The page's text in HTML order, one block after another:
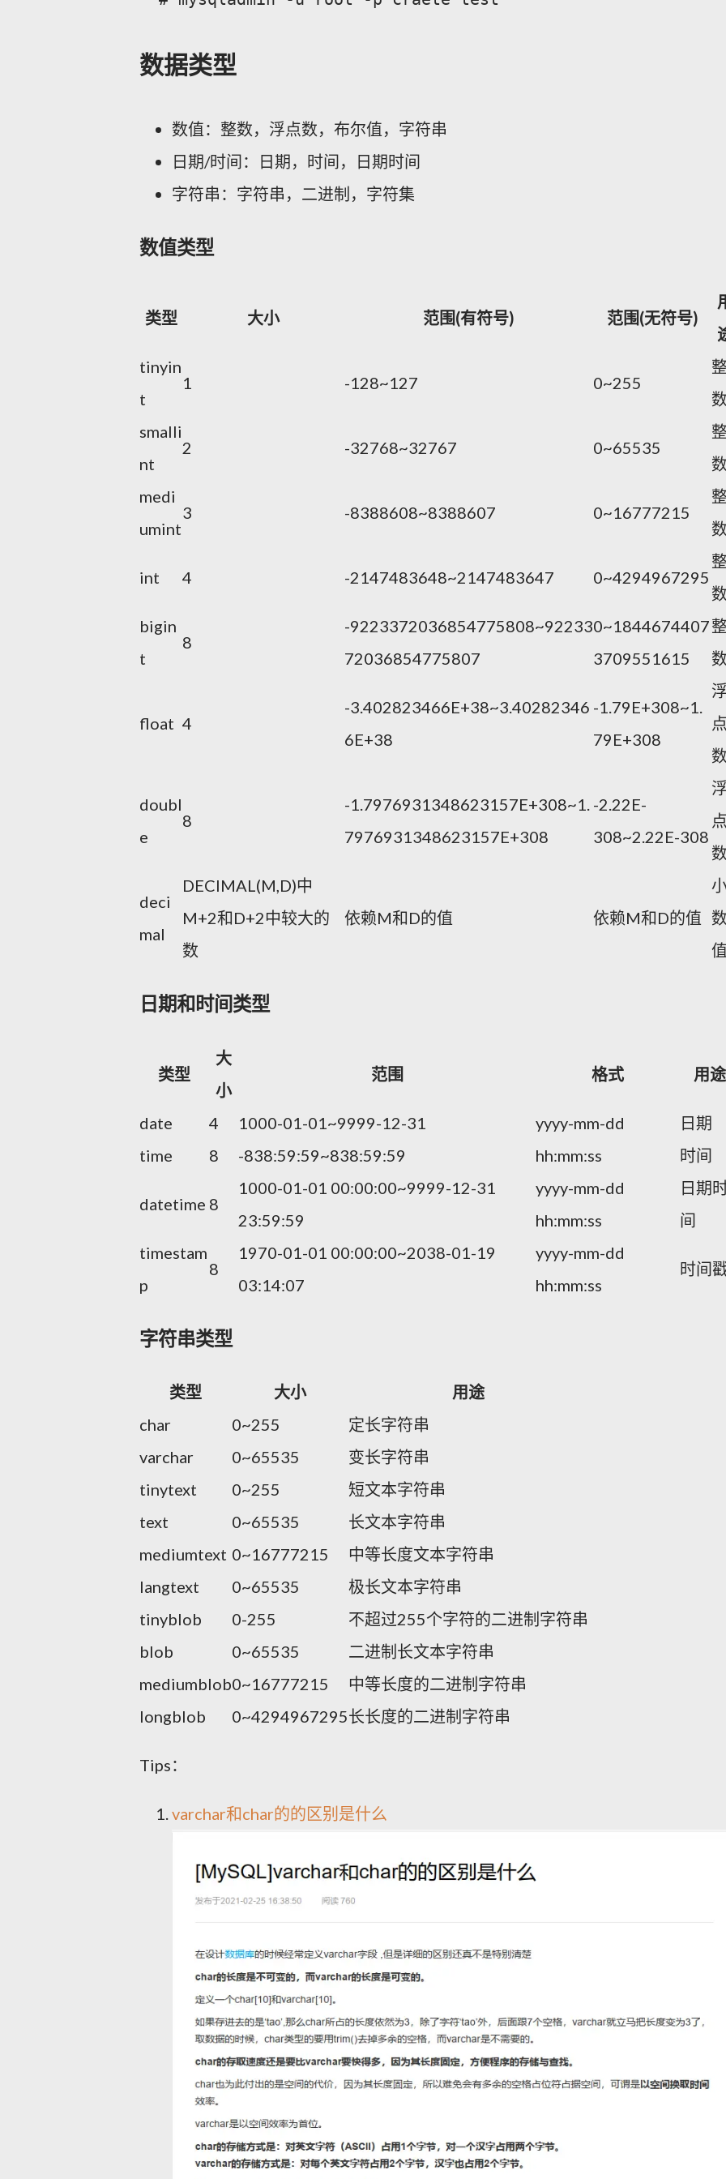
数据类型
数值：整数，浮点数，布尔值，字符串
日期/时间：日期，时间，日期时间
字符串：字符串，二进制，字符集
数值类型
类型 大小 范围(有符号) 范围(无符号)
tinyin
t
1 -128~127 0~255
smalli
nt
2 -32768~32767 0~65535
medi
umint
3 -8388608~8388607 0~16777215
int 4 -2147483648~2147483647 0~4294967295
bigin
t
8
-9223372036854775808~92233
72036854775807
0~1844674407
3709551615
float 4
-3.402823466E+38~3.40282346
6E+38
-1.79E+308~1.
79E+308
doubl
e
8
-1.7976931348623157E+308~1.
7976931348623157E+308
-2.22E-
308~2.22E-308
deci
mal
DECIMAL(M,D)中
M+2和D+2中较大的
数
依赖M和D的值 依赖M和D的值
日期和时间类型
类型
大
小
范围 格式 用途
date 4 1000-01-01~9999-12-31 yyyy-mm-dd
日期
time
8 -838:59:59~838:59:59 hh:mm:ss 时间
datetime 8
1000-01-01 00:00:00~9999-12-31
23:59:59
yyyy-mm-dd
hh:mm:ss
日期
间
timestam
p
8
1970-01-01 00:00:00~2038-01-19
03:14:07
yyyy-mm-dd
hh:mm:ss
时间
字符串类型
类型 大小
用途
char
0~255
定长字符串
varchar
0~65535
变长字符串
tinytext
0~255
短文本字符串
text
0~65535
长文本字符串
mediumtext 0~16777215
中等长度文本字符串
langtext
0~65535
极长文本字符串
tinyblob
0-255
不超过255个字符的二进制字符串
blob
0~65535
二进制长文本字符串
mediumblob0~16777215
中等长度的二进制字符串
longblob
0~4294967295长长度的二进制字符串
Tips：
varchar和char的的区别是什么